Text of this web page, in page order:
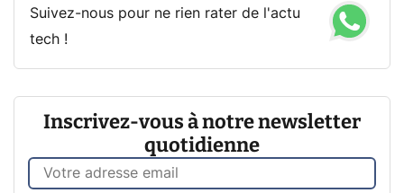
Suivez-nous pour ne rien rater de l'actu
tech !
Inscrivez-vous à notre newsletter
quotidienne